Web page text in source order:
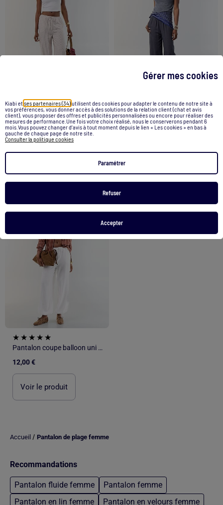
Gérer mes cookies
Kiabi etses partenaires (34)utilisent des cookies pour adapter le contenu de notre site à
vos préférences, vous donner accès à des solutions de la relation client (chat et avis
client), vous proposer des offres et publicités personnalisées ou encore pour réaliser des
mesures de performance.Une fois votre choix réalisé, nous le conserverons pendant 6
mois.Vous pouvez changer d’avis à tout moment depuis le lien « Les cookies » en bas à
gauche de chaque page de notre site.
Consulter la politique cookies
Paramétrer
Refuser
Accepter
Pantalon coupe balloon uni avec 2 poches
12,00 €
Voir le produit
Pantalon coupe balloon uni avec 2 poches
12,00 €
Voir le produit
1/5
Pantalon coupe balloon uni avec 2 poches
12,00 €
Voir le produit
Accueil / Pantalon de plage femme
Recommandations
Pantalon fluide femme
Pantalon femme
Pantalon en lin femme
Pantalon en velours femme